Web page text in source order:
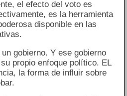
el efecto del voto es
es la herramienta
disponible en las
gobierno. Y ese gobierno
propio enfoque político. EL
la forma de influir sobre